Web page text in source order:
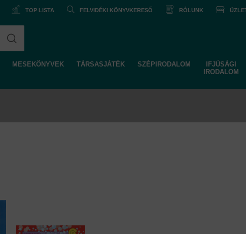
TOP LISTA FELVIDÉKI KÖNYVKERESŐ RÓLUNK
MESEKÖNYVEK TÁRSASJÁTÉK SZÉPIRODALOM
IFJÚSÁGI
IRODALOM